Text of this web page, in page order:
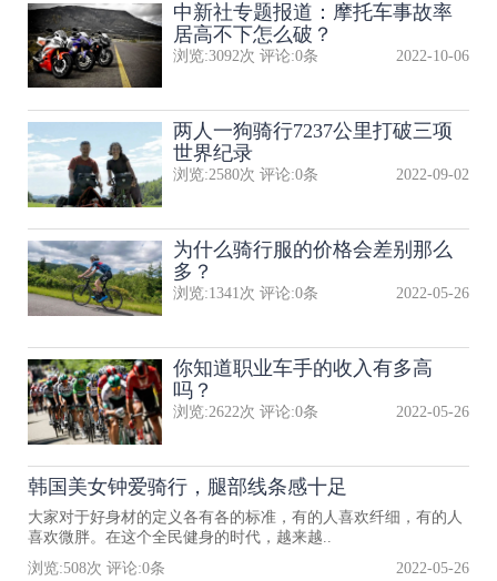
中新社专题报道：摩托车事故率
居高不下怎么破？
浏览:3092次 评论:0条 2022-10-06
两人一狗骑行7237公里打破三项
世界纪录
浏览:2580次 评论:0条 2022-09-02
为什么骑行服的价格会差别那么
多？
浏览:1341次 评论:0条 2022-05-26
你知道职业车手的收入有多高
吗？
浏览:2622次 评论:0条 2022-05-26
韩国美女钟爱骑行，腿部线条感十足
大家对于好身材的定义各有各的标准，有的人喜欢纤细，有的人
喜欢微胖。在这个全民健身的时代，越来越..
浏览:508次 评论:0条 2022-05-26